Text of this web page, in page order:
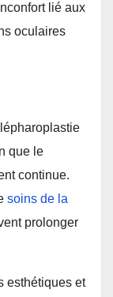
lié aux
oculaires
que le
continue.
soins de la
prolonger
esthétiques et